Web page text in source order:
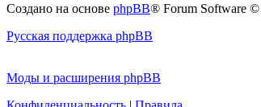
Создано на основе phpBB® Forum Software
Русская поддержка phpBB
Моды и расширения phpBB